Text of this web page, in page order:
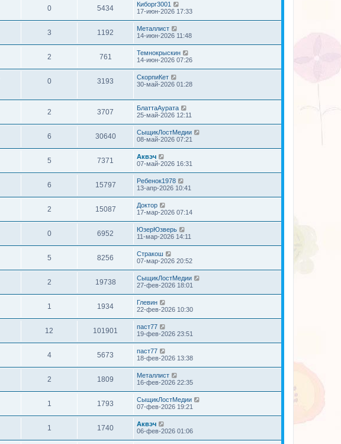
0 5434
Киборг3001
17-июн-2026 17:33
3 1192
Металлист
14-июн-2026 11:48
2 761
Темнокрыскин
14-июн-2026 07:26
0 3193
СкорпиКет
30-май-2026 01:28
2 3707
БлаттаАурата
25-май-2026 12:11
6 30640
СыщикЛостМедии
08-май-2026 07:21
5 7371
Аквэч
07-май-2026 16:31
6 15797
Ребенок1978
13-апр-2026 10:41
2 15087
Доктор
17-мар-2026 07:14
0 6952
ЮзерЮзверь
11-мар-2026 14:11
5 8256
Стракош
07-мар-2026 20:52
2 19738
СыщикЛостМедии
27-фев-2026 18:01
1 1934
Глевин
22-фев-2026 10:30
12 101901
паст77
19-фев-2026 23:51
4 5673
паст77
18-фев-2026 13:38
2 1809
Металлист
16-фев-2026 22:35
1 1793
СыщикЛостМедии
07-фев-2026 19:21
1 1740
Аквэч
06-фев-2026 01:06